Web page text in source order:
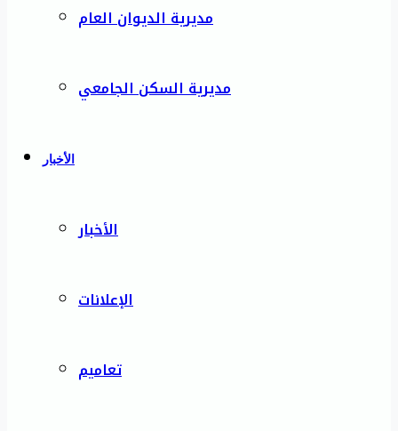
مديرية الديوان العام
مديرية السكن الجامعي
الأخبار
الأخبار
الإعلانات
تعاميم